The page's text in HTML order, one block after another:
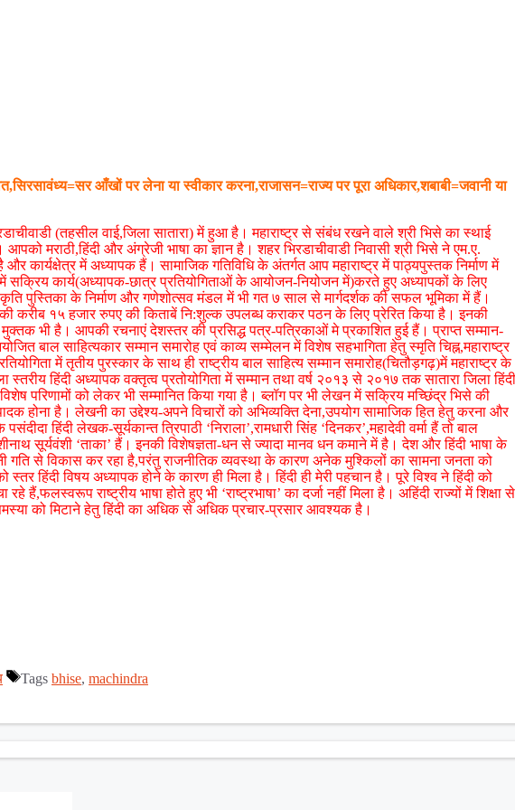
आँखों पर लेना या स्वीकार करना,राजासन=राज्य पर पूरा अधिकार,शबाबी=जवानी या
(तहसील वाई,जिला सातारा) में हुआ है। महाराष्ट्र से संबंध रखने वाले श्री भिसे का स्थाई
आपको मराठी,हिंदी और अंग्रेजी भाषा का ज्ञान है। शहर भिरडाचीवाडी निवासी श्री भिसे ने एम.ए.
और कार्यक्षेत्र में अध्यापक हैं। सामाजिक गतिविधि के अंतर्गत आप महाराष्ट्र में पाठ्यपुस्तक निर्माण में
सक्रिय कार्य(अध्यापक-छात्र प्रतियोगिताओं के आयोजन-नियोजन में)करते हुए अध्यापकों के लिए
कृति पुस्तिका के निर्माण और गणेशोत्सव मंडल में भी गत ७ साल से मार्गदर्शक की सफल भूमिका में हैं।
की करीब १५ हजार रुपए की किताबें नि:शुल्क उपलब्ध कराकर पठन के लिए प्रेरित किया है। इनकी
भी है। आपकी रचनाएं देशस्तर की प्रसिद्ध पत्र-पत्रिकाओं मे प्रकाशित हुई हैं। प्राप्त सम्मान-
बाल साहित्यकार सम्मान समारोह एवं काव्य सम्मेलन में विशेष सहभागिता हेतु स्मृति चिह्न,महाराष्ट्र
में तृतीय पुरस्कार के साथ ही राष्ट्रीय बाल साहित्य सम्मान समारोह(चितौड़गढ़)में महाराष्ट्र के
स्तरीय हिंदी अध्यापक वक्तृत्व प्रतोयोगिता में सम्मान तथा वर्ष २०१३ से २०१७ तक सातारा जिला हिंदी
परिणामों को लेकर भी सम्मानित किया गया है। ब्लॉग पर भी लेखन में सक्रिय मच्छिंद्र भिसे की
होना है। लेखनी का उद्देश्य-अपने विचारों को अभिव्यक्ति देना,उपयोग सामाजिक हित हेतु करना और
हिंदी लेखक-सूर्यकान्त त्रिपाठी ‘निराला’,रामधारी सिंह ‘दिनकर’,महादेवी वर्मा हैं तो बाल
सूर्यवंशी ‘ताका’ हैं। इनकी विशेषज्ञता-धन से ज्यादा मानव धन कमाने में है। देश और हिंदी भाषा के
से विकास कर रहा है,परंतु राजनीतिक व्यवस्था के कारण अनेक मुश्किलों का सामना जनता को
हिंदी विषय अध्यापक होने के कारण ही मिला है। हिंदी ही मेरी पहचान है। पूरे विश्व ने हिंदी को
हैं,फलस्वरूप राष्ट्रीय भाषा होते हुए भी ‘राष्ट्रभाषा’ का दर्जा नहीं मिला है। अहिंदी राज्यों में शिक्षा से
को मिटाने हेतु हिंदी का अधिक से अधिक प्रचार-प्रसार आवश्यक है।
Tags bhise, machindra